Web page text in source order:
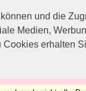
und die
Medien,
erhalten